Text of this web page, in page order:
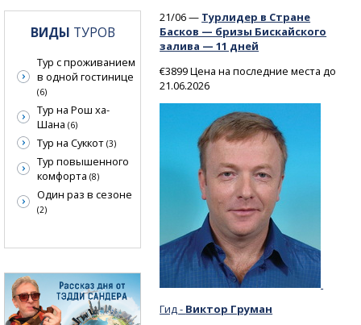
21/06 — Турлидер в Стране
Басков — бризы Бискайского
залива — 11 дней
€3899 Цена на последние места до
21.06.2026
Гид - Виктор Груман
ВИДЫ ТУРОВ
Тур с проживанием
в одной гостинице
(6)
Тур на Рош ха-
Шана (6)
Тур на Суккот (3)
Тур повышенного
комфорта (8)
Один раз в сезоне
(2)